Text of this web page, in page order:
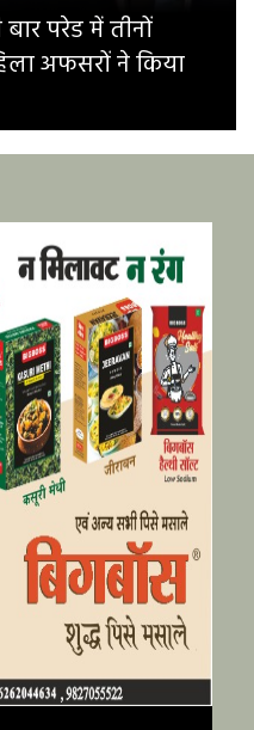
परेड में तीनों
अफसरों ने किया